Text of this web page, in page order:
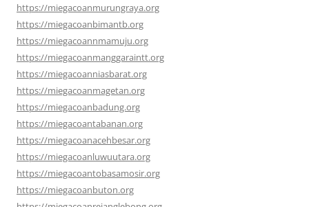
https://miegacoanmurungraya.org
https://miegacoanbimantb.org
https://miegacoannmamuju.org
https://miegacoanmanggaraintt.org
https://miegacoanniasbarat.org
https://miegacoanmagetan.org
https://miegacoanbadung.org
https://miegacoantabanan.org
https://miegacoanacehbesar.org
https://miegacoanluwuutara.org
https://miegacoantobasamosir.org
https://miegacoanbuton.org